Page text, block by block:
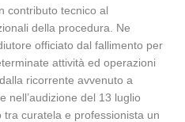
contributo tecnico al
della procedura. Ne
officiato dal fallimento per
attività ed operazioni
ricorrente avvenuto a
nell’audizione del 13 luglio
curatela e professionista un